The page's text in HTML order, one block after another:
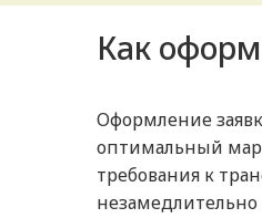
Как
Оформление
оптимальный
требования к